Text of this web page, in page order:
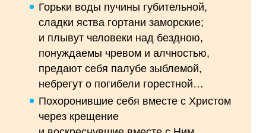
Горьки воды пучины губительной,
сладки яства гортани заморские;
и плывут человеки над бездною,
понуждаемы чревом и алчностью,
предают себя палубе зыблемой,
небрегут о погибели горестной…
Похоронившие себя вместе с Христом
через крещение